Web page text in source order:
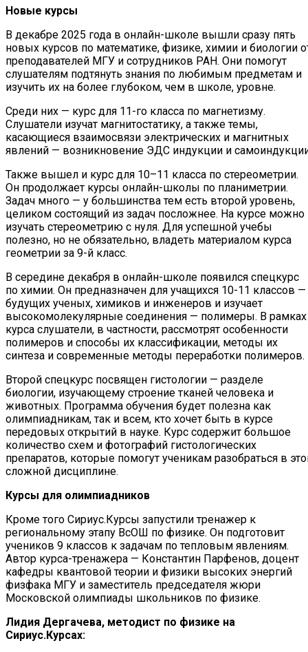
Новые курсы
В декабре 2025 года в онлайн-школе вышли сразу пять
новых курсов по математике, физике, химии и биологии
преподавателей МГУ и сотрудников РАН. Они помогут
слушателям подтянуть знания по любимым предметам и
изучить их на более глубоком, чем в школе, уровне.
Среди них — курс для 11-го класса по магнетизму.
Слушатели изучат магнитостатику, а также темы,
касающиеся взаимосвязи электрических и магнитных
явлений — возникновение ЭДС индукции и
Также вышел и курс для 10–11 класса по стереометрии.
Он продолжает курсы онлайн-школы по планиметрии.
Задач много — у большинства тем есть второй уровень,
целиком состоящий из задач посложнее. На курсе можно
изучать стереометрию с нуля. Для успешной учебы
полезно, но не обязательно, владеть материалом курса
геометрии за 9-й класс.
В середине декабря в онлайн-школе появился спецкурс
по химии. Он предназначен для учащихся 10-11 классов —
будущих ученых, химиков и инженеров и изучает
высокомолекулярные соединения — полимеры. В рамках
курса слушатели, в частности, рассмотрят особенности
полимеров и способы их классификации, методы их
синтеза и современные методы переработки полимеров.
Второй спецкурс посвящен гистологии — разделе
биологии, изучающему строение тканей человека и
животных. Программа обучения будет полезна как
олимпиадникам, так и всем, кто хочет быть в курсе
передовых открытий в науке. Курс содержит большое
количество схем и фотографий гистологических
препаратов, которые помогут ученикам разобраться в
сложной дисциплине.
Курсы для олимпиадников
Кроме того Сириус.Курсы запустили тренажер к
региональному этапу ВсОШ по физике. Он подготовит
учеников 9 классов к задачам по тепловым явлениям.
Автор курса-тренажера — Константин Парфенов, доцент
кафедры квантовой теории и физики высоких энергий
физфака МГУ и заместитель председателя жюри
Московской олимпиады школьников по физике.
Лидия Дергачева, методист по физике на
Сириус.Курсах: